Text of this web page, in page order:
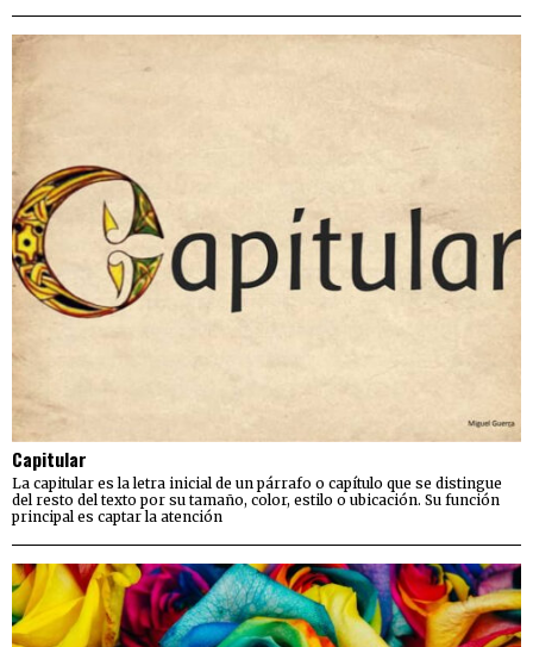
Capitular
La capitular es la letra inicial de un párrafo o capítulo que se distingue
del resto del texto por su tamaño, color, estilo o ubicación. Su función
principal es captar la atención